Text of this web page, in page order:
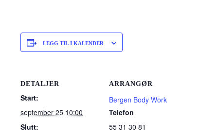
LEGG TIL I KALENDER
DETALJER
Start:
september 25 10:00
Slutt:
ARRANGØR
Bergen Body Work
Telefon
55 31 30 81